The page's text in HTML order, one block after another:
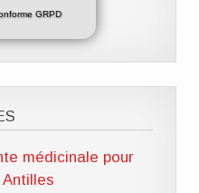
GRPD
médicinale pour